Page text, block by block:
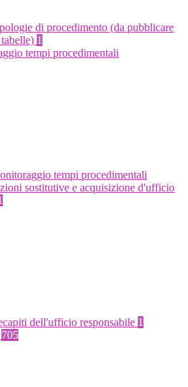
di procedimento (da pubblicare
1
tempi procedimentali
tempi procedimentali
sostitutive e acquisizione d'ufficio
dell'ufficio responsabile 1
705